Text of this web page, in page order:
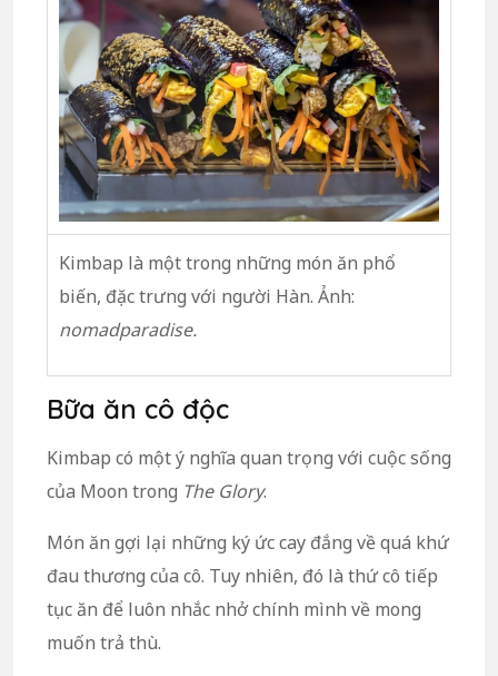
Kimbap là một trong những món ăn phổ
biến, đặc trưng với người Hàn. Ảnh:
nomadparadise.
Bữa ăn cô độc
Kimbap có một ý nghĩa quan trọng với cuộc sống
của Moon trong The Glory.
Món ăn gợi lại những ký ức cay đắng về quá khứ
đau thương của cô. Tuy nhiên, đó là thứ cô tiếp
tục ăn để luôn nhắc nhở chính mình về mong
muốn trả thù.